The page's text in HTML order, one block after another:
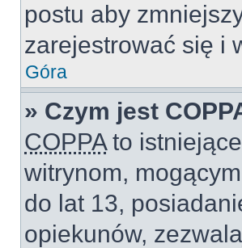
postu aby
zarejestrować się i
Góra
» Czym jest
COPPAto
witrynom,
do lat 13,
opiekunów,